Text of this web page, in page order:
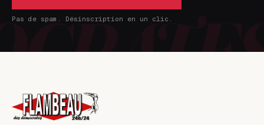
Pas de spam. Désinscription en un clic.